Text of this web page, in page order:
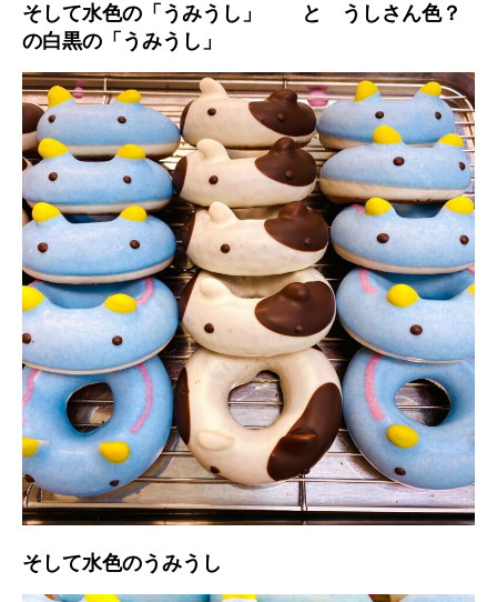
そして水色の「うみうし」 と うしさん色？
の白黒の「うみうし」
そして水色のうみうし